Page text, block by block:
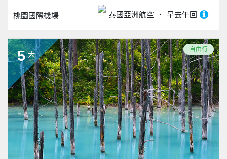
桃園國際機場 泰國亞洲航空 早去午回
5 天
自由行